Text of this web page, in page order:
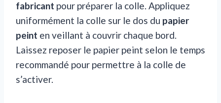
fabricant pour préparer la colle. Appliquez
uniformément la colle sur le dos du papier
peint en veillant à couvrir chaque bord.
Laissez reposer le papier peint selon le temps
recommandé pour permettre à la colle de
s’activer.